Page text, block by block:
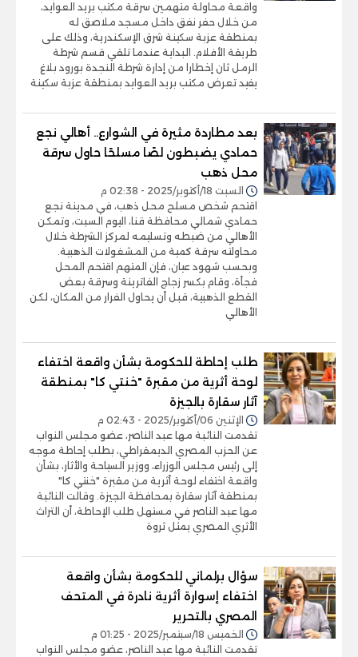
واقعة محاولة متهمين سرقة مكتب بريد العوايد،
من خلال حفر نفق داخل مسجد ملاصق له
بمنطقة عزبة سكينة شرق الإسكندرية، وذلك على
طريقة الأفلام. البداية عندما تلقي قسم شرطة
الرمل ثان إخطارا من إدارة شرطة النجدة بورود بلاغ
يفيد تعرض مكتب بريد العوايد بمنطقة عزبة سكينة
بعد مطاردة مثيرة في الشوارع.. أهالي نجع
حمادي يضبطون لصًا مسلحًا حاول سرقة
محل ذهب
السبت 18/أكتوبر/2025 - 02:38 م
اقتحم شخص مسلح محل ذهب، في مدينة نجع
حمادي شمالي محافظة قنا، اليوم السبت، وتمكن
الأهالي من ضبطه وتسليمه لمركز الشرطة خلال
محاولته سرقة كمية من المشغولات الذهبية.
وبحسب شهود عيان، فإن المتهم اقتحم المحل
فجأة، وقام بكسر زجاج الفاترينة وسرقة بعض
القطع الذهبية، قبل أن يحاول الفرار من المكان، لكن
الأهالي
طلب إحاطة للحكومة بشأن واقعة اختفاء
لوحة أثرية من مقبرة "خنتي كا" بمنطقة
آثار سقارة بالجيزة
الإثنين 06/أكتوبر/2025 - 02:43 م
تقدمت النائبة مها عبد الناصر، عضو مجلس النواب
عن الحزب المصري الديمقراطي، بطلب إحاطة موجه
إلى رئيس مجلس الوزراء، ووزير السياحة والأثار، بشأن
واقعة اختفاء لوحة أثرية من مقبرة "خنتي كا"
بمنطقة آثار سقارة بمحافظة الجيزة. وقالت النائبة
مها عبد الناصر في مستهل طلب الإحاطة، أن التراث
الأثري المصري يمثل ثروة
سؤال برلماني للحكومة بشأن واقعة
اختفاء إسوارة أثرية نادرة في المتحف
المصري بالتحرير
الخميس 18/سبتمبر/2025 - 01:25 م
تقدمت النائبة مها عبد الناصر، عضو مجلس النواب